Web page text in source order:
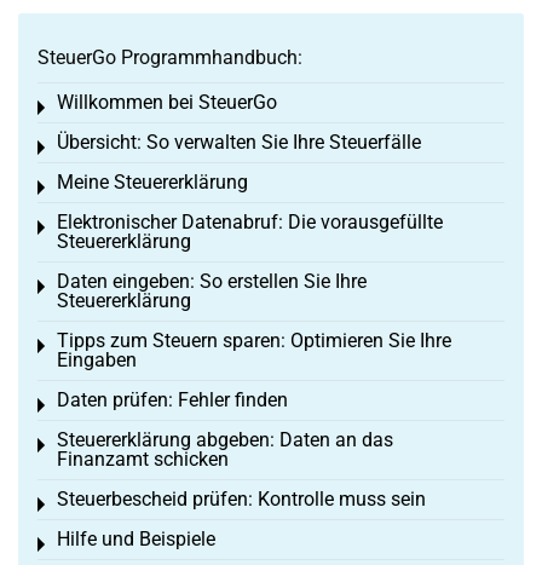
SteuerGo Programmhandbuch:
Willkommen bei SteuerGo
Toggle menu
Übersicht: So verwalten Sie Ihre Steuerfälle
Toggle menu
Meine Steuererklärung
Toggle menu
Elektronischer Datenabruf: Die vorausgefüllte
Steuererklärung
Toggle menu
Daten eingeben: So erstellen Sie Ihre
Steuererklärung
Toggle menu
Tipps zum Steuern sparen: Optimieren Sie Ihre
Eingaben
Toggle menu
Daten prüfen: Fehler finden
Toggle menu
Steuererklärung abgeben: Daten an das
Finanzamt schicken
Toggle menu
Steuerbescheid prüfen: Kontrolle muss sein
Toggle menu
Hilfe und Beispiele
Toggle menu